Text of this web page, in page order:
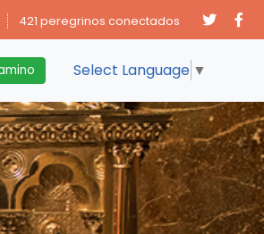
421 peregrinos conectados
Select Language ▼